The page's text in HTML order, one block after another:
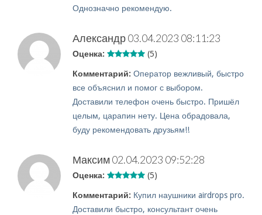
Однозначно рекомендую.
Александр03.04.2023 08:11:23
Оценка: (5)
Комментарий: Оператор вежливый, быстро
все объяснил и помог с выбором.
Доставили телефон очень быстро. Пришёл
целым, царапин нету. Цена обрадовала,
буду рекомендовать друзьям!!
Максим02.04.2023 09:52:28
Оценка: (5)
Комментарий: Купил наушники airdrops pro.
Доставили быстро, консультант очень